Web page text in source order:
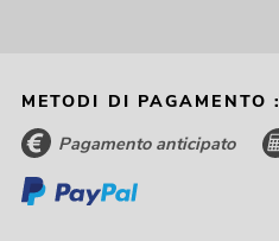
METODI DI PAGAMENTO :
Pagamento anticipato